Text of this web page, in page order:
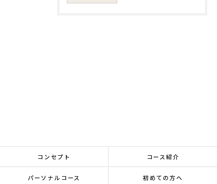
コンセプト コース紹介
パーソナルコース 初めての方へ